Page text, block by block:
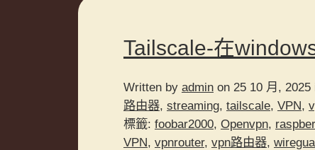
Tailscale-在
Written by admin on 25 10 月, 2025
路由器, streaming, tailscale, VPN,
標籤: foobar2000, Openvpn,
VPN, vpnrouter, vpn路由器,